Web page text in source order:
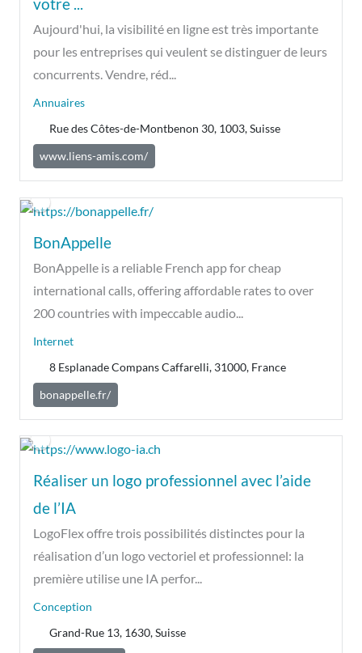
votre ...
Aujourd'hui, la visibilité en ligne est très importante
pour les entreprises qui veulent se distinguer de leurs
concurrents. Vendre, réd...
Annuaires
Rue des Côtes-de-Montbenon 30, 1003, Suisse
www.liens-amis.com/
BonAppelle
BonAppelle is a reliable French app for cheap
international calls, offering affordable rates to over
200 countries with impeccable audio...
Internet
8 Esplanade Compans Caffarelli, 31000, France
bonappelle.fr/
Réaliser un logo professionnel avec l’aide
de l’IA
LogoFlex offre trois possibilités distinctes pour la
réalisation d’un logo vectoriel et professionnel: la
première utilise une IA perfor...
Conception
Grand-Rue 13, 1630, Suisse